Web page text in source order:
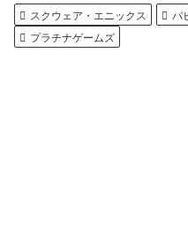
スクウェア・エニックス
バ
プラチナゲームズ